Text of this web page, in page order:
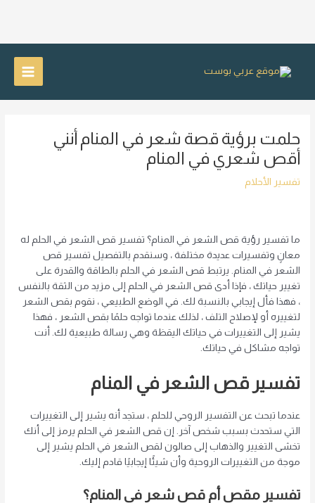
Main
حلمت برؤية قصة شعر في المنام أنني
أقص شعري في المنام
تفسير الأحلام
ما تفسير رؤية قص الشعر في المنام؟ تفسير قص الشعر في الحلم له
معانٍ وتفسيرات عديدة مختلفة ، وسنقدم بالتفصيل تفسير قص
الشعر في المنام. يرتبط قص الشعر في الحلم بالطاقة والقدرة على
تغيير حياتك ، فإذا أدى قص الشعر في الحلم إلى مزيد من الثقة بالنفس
، فهذا فأل إيجابي بالنسبة لك. في الوضع الطبيعي ، نقوم بقص الشعر
لتغييره أو لإصلاح التلف ، لذلك عندما تواجه حلمًا بقص الشعر ، فهذا
يشير إلى التغييرات في حياتك اليقظة وهي رسالة طبيعية لك. أنت
تواجه مشاكل في حياتك.
تفسير قص الشعر في المنام
عندما تبحث عن التفسير الروحي للحلم ، ستجد أنه يشير إلى التغييرات
التي ستحدث بسبب شخص آخر. إن قص الشعر في الحلم يرمز إلى أنك
تخشى التغيير والذهاب إلى صالون لقص الشعر في الحلم يشير إلى
موجة من التغييرات الروحية وأن شيئًا إيجابيًا قادم إليك.
تفسير مقص أم قص شعر في المنام؟